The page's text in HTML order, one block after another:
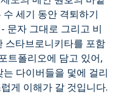
세기 동안 격퇴하기
문자 그대로 그리고 비
스타브로니키타를 포함
트폴리오에 담고 있어,
다이버들을 덫에 걸리
게 이해가 갈 것입니다.